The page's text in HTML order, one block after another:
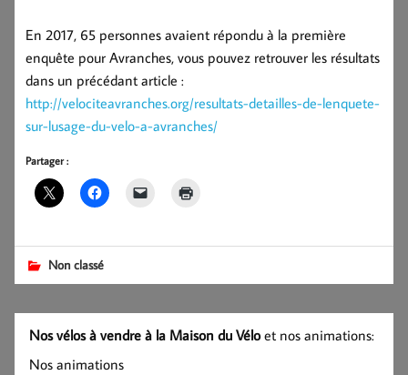
En 2017, 65 personnes avaient répondu à la première
enquête pour Avranches, vous pouvez retrouver les résultats
dans un précédant article :
http://velociteavranches.org/resultats-detailles-de-lenquete-
sur-lusage-du-velo-a-avranches/
Partager :
Non classé
Nos vélos à vendre à la Maison du Véloet nos animations:
Nos animations